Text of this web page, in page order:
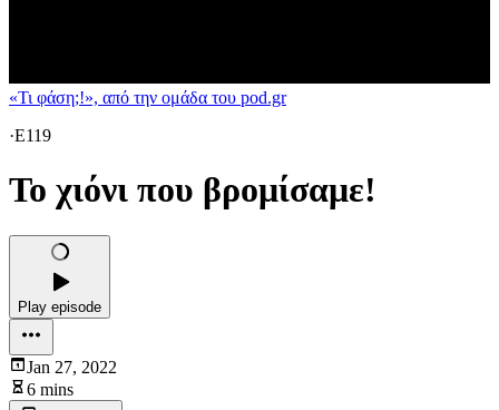
«Τι φάση;!», από την ομάδα του pod.gr
·E119
Το χιόνι που βρομίσαμε!
Play episode
Jan 27, 2022
6 mins